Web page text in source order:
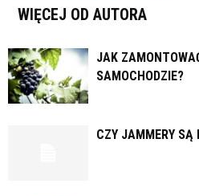
WIĘCEJ OD AUTORA
JAK
SAMOCHODZIE?
CZY JAMMERY SĄ